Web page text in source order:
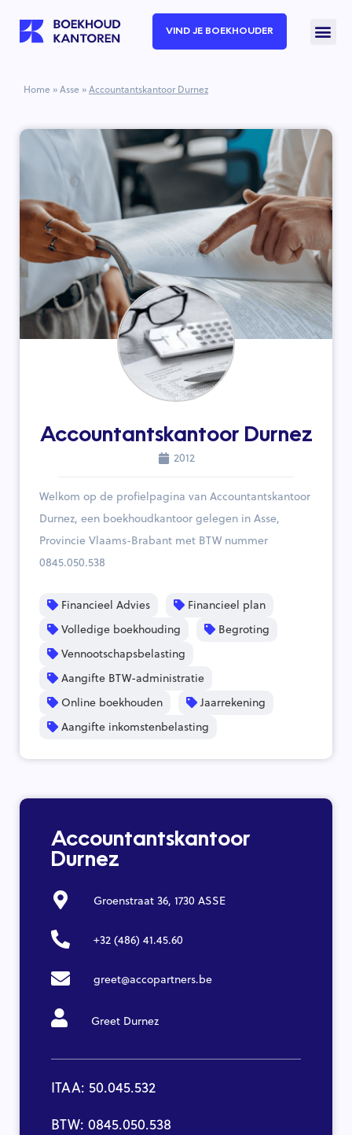
VIND JE BOEKHOUDER
Home »Asse »Accountantskantoor Durnez
Accountantskantoor Durnez
2012
Welkom op de profielpagina van Accountantskantoor
Durnez, een boekhoudkantoor gelegen in Asse,
Provincie Vlaams-Brabant met BTW nummer
0845.050.538
Financieel Advies
Financieel plan
Volledige boekhouding
Begroting
Vennootschapsbelasting
Aangifte BTW-administratie
Online boekhouden
Jaarrekening
Aangifte inkomstenbelasting
Accountantskantoor
Durnez
Groenstraat 36, 1730 ASSE
+32 (486) 41.45.60
greet@accopartners.be
Greet Durnez
ITAA: 50.045.532
BTW: 0845.050.538